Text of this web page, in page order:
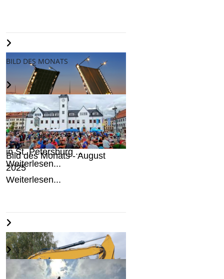
Skandalokratie: Sven Krüger
in St. Petersburg ...
Weiterlesen...
BILD DES MONATS
Bild des Monats - August
2025
Weiterlesen...